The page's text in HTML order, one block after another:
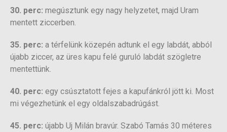
30. perc: megúsztunk egy nagy helyzetet, majd Uram
mentett ziccerben.
35. perc: a térfelünk közepén adtunk el egy labdát, abból
újabb ziccer, az üres kapu felé guruló labdát szögletre
mentettünk.
40. perc: egy csúsztatott fejes a kapufánkról jött ki. Most
mi végezhetünk el egy oldalszabadrúgást.
45. perc: újabb Uj Milán bravúr. Szabó Tamás 30 méteres